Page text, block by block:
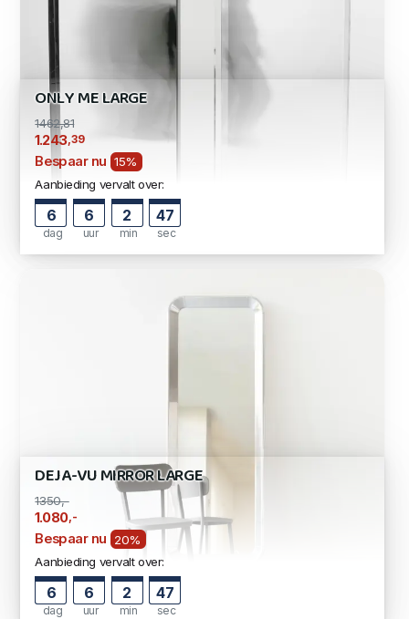
ONLY ME LARGE
1462,81
1.243 ,39
Bespaar nu 15%
Aanbieding vervalt over:
6
dag
6
uur
2
min
47
sec
DEJA-VU MIRROR LARGE
1350,-
1.080,-
Bespaar nu
20%
Aanbieding vervalt over:
6
dag
6
uur
2
min
47
sec